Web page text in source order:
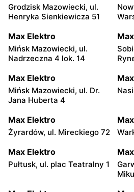
Grodzisk Mazowiecki, ul.
Henryka Sienkiewicza 51
Max Elektro
Mińsk Mazowiecki, ul.
Nadrzeczna 4 lok. 14
Max Elektro
Mińsk Mazowiecki, ul. Dr.
Jana Huberta 4
Max Elektro
Żyrardów, ul. Mireckiego 72
Max Elektro
Pułtusk, ul. plac Teatralny 1